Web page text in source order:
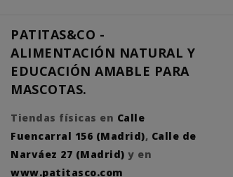
PATITAS&CO -
ALIMENTACIÓN NATURAL Y
EDUCACIÓN AMABLE PARA
MASCOTAS.
Tiendas físicas en Calle
Fuencarral 156 (Madrid), Calle de
Narváez 27 (Madrid) y en
www.patitasco.com